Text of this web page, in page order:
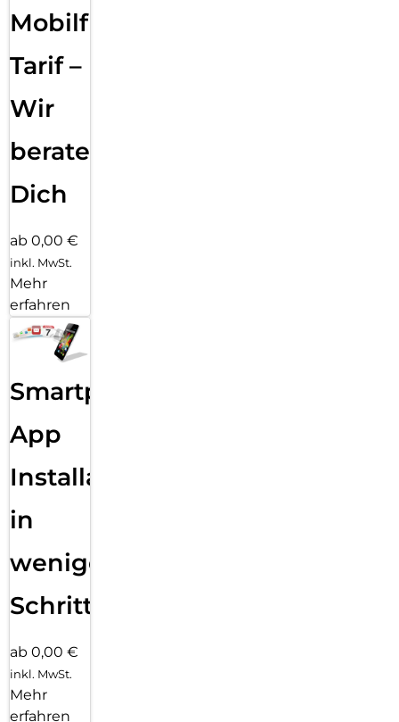
Mobilfunk
Tarif –
Wir
beraten
Dich
ab 0,00 €
inkl. MwSt.
Mehr
erfahren
Smartphone
App
Installation
in
wenigen
Schritten
ab 0,00 €
inkl. MwSt.
Mehr
erfahren